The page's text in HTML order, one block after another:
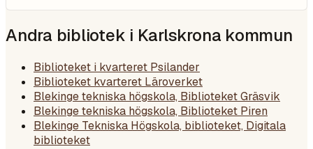
Andra bibliotek i Karlskrona kommun
Biblioteket i kvarteret Psilander
Biblioteket kvarteret Läroverket
Blekinge tekniska högskola, Biblioteket Gräsvik
Blekinge tekniska högskola, Biblioteket Piren
Blekinge Tekniska Högskola, biblioteket, Digitala
biblioteket